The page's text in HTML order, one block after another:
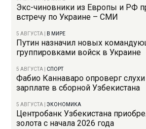
Экс-чиновники из Европы и РФ
встречу по Украине – СМИ
5 АВГУСТА В МИРЕ
Путин назначил новых
группировками войск в Украине
5 АВГУСТА СПОРТ
Фабио Каннаваро опроверг
зарплате в сборной Узбекистана
5 АВГУСТА |ЭКОНОМИКА
Центробанк Узбекистана
золота с начала 2026 года